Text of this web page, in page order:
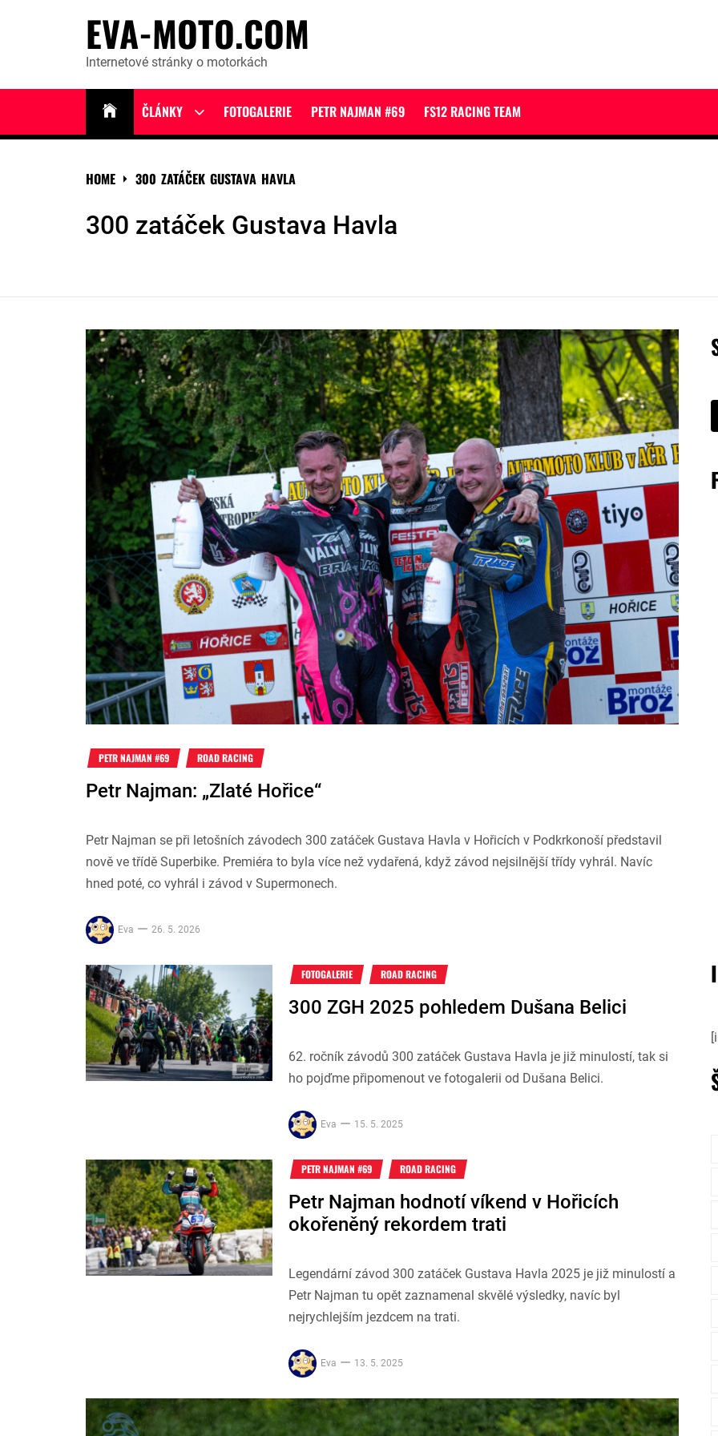
EVA-MOTO.COM
Internetové stránky o motorkách
ČLÁNKY
Show
menu
FOTOGALERIE PETR NAJMAN #69 FS12 RACING TEAM
HOME 300 ZATÁČEK GUSTAVA HAVLA
300 zatáček Gustava Havla
PETR NAJMAN #69 ROAD RACING
Petr Najman: „Zlaté Hořice“
Petr Najman se při letošních závodech 300 zatáček Gustava Havla v Hořicích v Podkrkonoší představil
nově ve třídě Superbike. Premiéra to byla více než vydařená, když závod nejsilnější třídy vyhrál. Navíc
hned poté, co vyhrál i závod v Supermonech.
Eva 26. 5. 2026
FOTOGALERIE ROAD RACING
300 ZGH 2025 pohledem Dušana Belici
62. ročník závodů 300 zatáček Gustava Havla je již minulostí, tak si
ho pojďme připomenout ve fotogalerii od Dušana Belici.
Eva 15. 5. 2025
PETR NAJMAN #69 ROAD RACING
Petr Najman hodnotí víkend v Hořicích
okořeněný rekordem trati
Legendární závod 300 zatáček Gustava Havla 2025 je již minulostí a
Petr Najman tu opět zaznamenal skvělé výsledky, navíc byl
nejrychlejším jezdcem na trati.
Eva 13. 5. 2025